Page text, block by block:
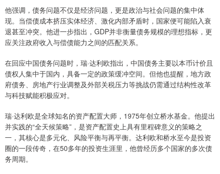
他强调，债务问题不仅是经济问题，更是政治与社会问题的集中体
现。当偿债成本挤压实体经济、激化内部矛盾时，国家便可能陷入衰
退甚至冲突。他进一步指出，GDP并非衡量债务规模的理想指标，更
应关注政府收入与偿债能力之间的匹配关系。
在回应中国债务问题时，瑞·达利欧指出，中国债务主要以本币计价且
债权人集中于国内，具备一定的政策缓冲空间。但他也提醒，地方政
府债务、房地产行业调整及外部关税压力等挑战仍需通过结构性改革
与科技赋能积极应对。
瑞·达利欧是全球知名的资产配置大师，1975年创立桥水基金。他提出
并实践的“全天候策略”，是资产配置史上具有里程碑意义的策略之
一，其核心是多元化、风险平衡与再平衡。达利欧和桥水至今是投资
圈的一段传奇，在50多年的投资生涯里，他曾经历多个国家的多次债
务周期。